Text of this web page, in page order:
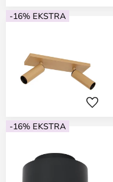
-16% EKSTRA
-16% EKSTRA